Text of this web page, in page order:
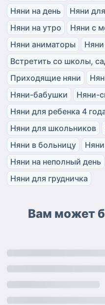
Няни на день
Няни
Няни на утро
Няни с
Няни аниматоры
Няни
Встретить со школы,
Приходящие няни
Няни-бабушки
Няни-
Няни для ребенка 4
Няни для школьников
Няни в больницу
Няни на неполный день
Няни для грудничка
Вам может